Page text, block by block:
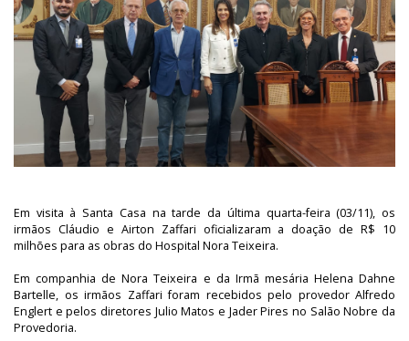
Em visita à Santa Casa na tarde da última quarta-feira (03/11), os
irmãos Cláudio e Airton Zaffari oficializaram a doação de R$ 10
milhões para as obras do Hospital Nora Teixeira.
Em companhia de Nora Teixeira e da Irmã mesária Helena Dahne
Bartelle, os irmãos Zaffari foram recebidos pelo provedor Alfredo
Englert e pelos diretores Julio Matos e Jader Pires no Salão Nobre da
Provedoria.